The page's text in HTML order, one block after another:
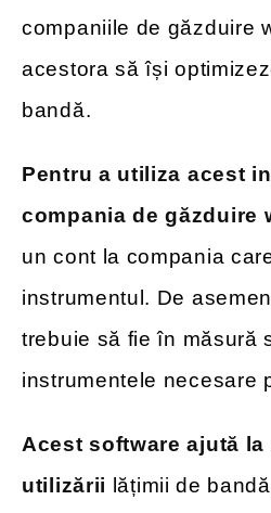
companiile de găzduire
acestora să își
bandă.
Pentru a utiliza acest
compania de găzduire
un cont la compania
instrumentul. De
trebuie să fie în măsură
instrumentele necesare
Acest software ajută la
utilizării lățimii de